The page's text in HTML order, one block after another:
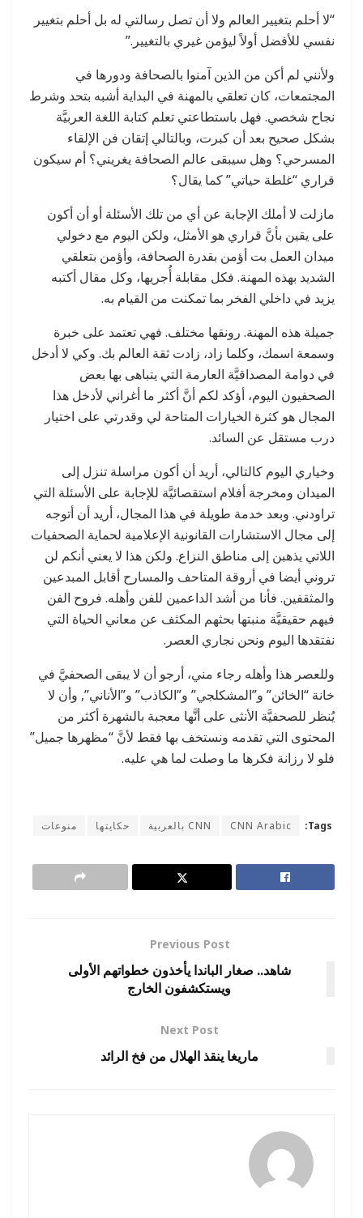
“لا أحلم بتغيير العالم ولا أن تصل رسالتي له بل أحلم بتغيير
نفسي للأفضل أولاً ليؤمن غيري بالتغيير.”
ولأنني لم أكن من الذين آمنوا بالصحافة ودورها في
المجتمعات، كان تعلقي بالمهنة في البداية أشبه بتحد وشرط
نجاح شخصي. فهل باستطاعتي تعلم كتابة اللغة العربيَّة
بشكل صحيح بعد أن كبرت، وبالتالي إتقان فن الإلقاء
المسرحي؟ وهل سيبقى عالم الصحافة يغريني؟ أم سيكون
قراري “غلطة حياتي” كما يقال؟
مازلت لا أملك الإجابة عن أي من تلك الأسئلة أو أن أكون
على يقين بأنَّ قراري هو الأمثل، ولكن اليوم مع دخولي
ميدان العمل بت أؤمن بقدرة الصحافة، وأؤمن بتعلقي
الشديد بهذه المهنة. فكل مقابلة أُجريها، وكل مقال أكتبه
يزيد في داخلي الفخر بما تمكنت من القيام به.
جميلة هذه المهنة. رونقها مختلف. فهي تعتمد على خبرة
وسمعة اسمك، وكلما زاد، زادت ثقة العالم بك. وكي لا أدخل
في دوامة المصداقيَّة العارمة التي يتباهى بها بعض
الصحفيون اليوم، أؤكد لكم أنَّ أكثر ما أغراني لأدخل هذا
المجال هو كثرة الخيارات المتاحة لي وقدرتي على اختيار
درب مستقل عن السائد.
وخياري اليوم كالتالي، أريد أن أكون مراسلة تنزل إلى
الميدان ومخرجة أفلام استقصائيَّة للإجابة على الأسئلة التي
تراودني. وبعد خدمة طويلة في هذا المجال، أريد أن أتوجه
إلى مجال الاستشارات القانونية الإعلامية لحماية الصحفيات
اللاتي يذهبن إلى مناطق النزاع. ولكن هذا لا يعني أنكم لن
تروني أيضا في أروقة المتاحف والمسارح أقابل المبدعين
والمثقفين. فأنا من أشد الداعمين للفن وأهله. فروح الفن
فيهم حقيقيَّة منبتها بحثهم المكثف عن معاني الحياة التي
نفتقدها اليوم ونحن نجاري العصر.
وللعصر هذا وأهله رجاء مني، أرجو أن لا يبقى الصحفيَّ في
خانة “الخائن” و”المشكلجي” و”الكاذب” و”الأناني”, وأن لا
يُنظر للصحفيَّة الأنثى على أنَّها معجبة بالشهرة أكثر من
المحتوى التي تقدمه ونستخف بها فقط لأنَّ “مظهرها جميل”
فلو لا رزانة فكرها ما وصلت لما هي عليه.
Tags:
CNN Arabic CNN بالعربية حكايتها منوعات
Previous Post
شاهد.. صغار الباندا يأخذون خطواتهم الأولى
ويستكشفون الخارج
Next Post
ماريغا ينقذ الهلال من فخ الرائد